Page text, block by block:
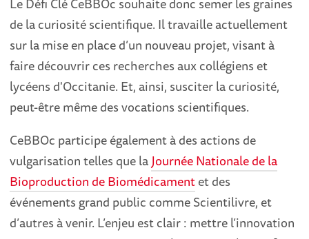
de la curiosité scientifique. Il travaille actuellement
sur la mise en place d’un nouveau projet, visant à
faire découvrir ces recherches aux collégiens et
lycéens d'Occitanie. Et, ainsi, susciter la curiosité,
peut-être même des vocations scientifiques.
CeBBOc participe également à des actions de
vulgarisation telles que laJournée Nationale de la
Bioproduction de Biomédicamentet des
événements grand public comme Scientilivre, et
d’autres à venir. L’enjeu est clair : mettre l’innovation